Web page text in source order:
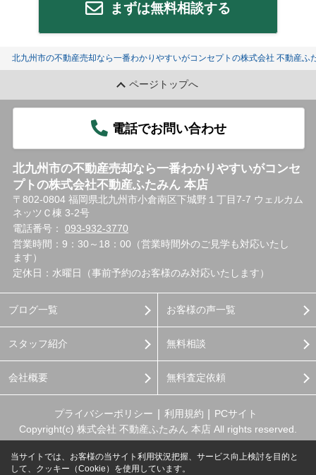
まずは無料相談する
北九州市の不動産売却なら一番わかりやすいがコンセプトの株式会社 不動産ふ
ページトップへ
電話でお問い合わせ
北九州市の不動産売却なら一番わかりやすいがコンセ
プトの株式会社不動産ふたみん 本店
〒802-0804 福岡県北九州市小倉南区下城野１丁目7-7 ウェルカム
ネッツＣ棟 3-2号
電話番号： 093-932-3770
営業時間：9：30～18：00（営業時間外のご見学も対応いたし
ます）
定休日：水曜日（事前予約のお客様のみ対応いたします）
ブログ一覧
スタッフ紹介
会社概要
お客様の声一覧
無料相談
無料査定依頼
プライバシーポリシー 利用規約
PCサイト
Copyright(c) 株式会社 不動産ふたみん 本店 All rights reserved.
当サイトでは、お客様の当サイト利用状況把握、サービス向上検討を目的と
して、クッキー（Cookie）を使用しています。